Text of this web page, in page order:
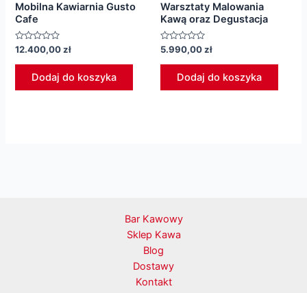
Mobilna Kawiarnia Gusto
Cafe
Oceniono
0
na
12.400,00zł
Dodaj do koszyka
Warsztaty Malowania
Kawą oraz Degustacja
Oceniono
0
na
5.990,00zł
Dodaj do koszyka
Bar Kawowy
Sklep Kawa
Blog
Dostawy
Kontakt